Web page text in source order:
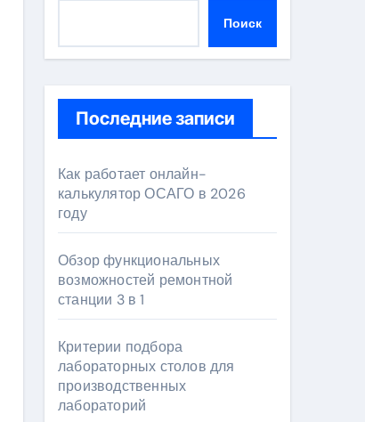
Поиск
Последние записи
Как работает онлайн-
калькулятор ОСАГО в 2026
году
Обзор функциональных
возможностей ремонтной
станции 3 в 1
Критерии подбора
лабораторных столов для
производственных
лабораторий